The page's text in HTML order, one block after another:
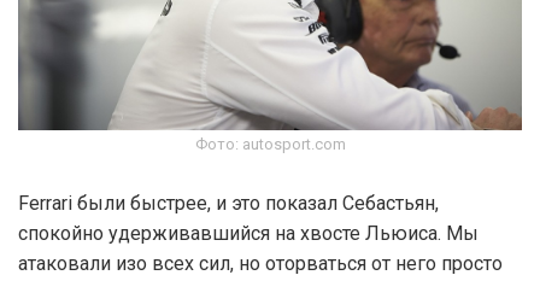
Фото: autosport.com
Ferrari были быстрее, и это показал Себастьян,
спокойно удерживавшийся на хвосте Льюиса. Мы
атаковали изо всех сил, но оторваться от него просто